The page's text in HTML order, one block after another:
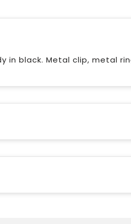
in black. Metal clip, metal